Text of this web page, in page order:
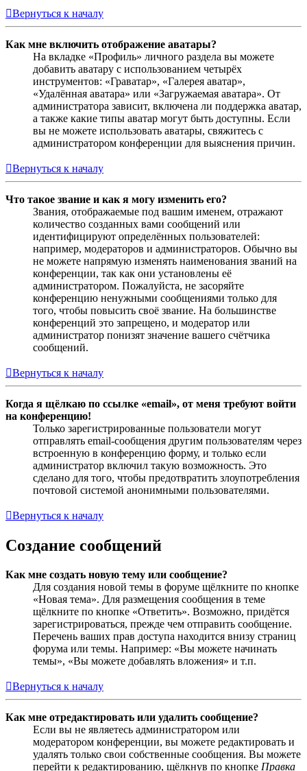
Вернуться к началу
Как мне включить отображение аватары?
На вкладке «Профиль» личного раздела вы можете
добавить аватару с использованием четырёх
инструментов: «Граватар», «Галерея аватар»,
«Удалённая аватара» или «Загружаемая аватара». От
администратора зависит, включена ли поддержка аватар,
а также какие типы аватар могут быть доступны. Если
вы не можете использовать аватары, свяжитесь с
администратором конференции для выяснения причин.
Вернуться к началу
Что такое звание и как я могу изменить его?
Звания, отображаемые под вашим именем, отражают
количество созданных вами сообщений или
идентифицируют определённых пользователей:
например, модераторов и администраторов. Обычно вы
не можете напрямую изменять наименования званий на
конференции, так как они установлены её
администратором. Пожалуйста, не засоряйте
конференцию ненужными сообщениями только для
того, чтобы повысить своё звание. На большинстве
конференций это запрещено, и модератор или
администратор понизят значение вашего счётчика
сообщений.
Вернуться к началу
Когда я щёлкаю по ссылке «email», от меня требуют войти
на конференцию!
Только зарегистрированные пользователи могут
отправлять email-сообщения другим пользователям через
встроенную в конференцию форму, и только если
администратор включил такую возможность. Это
сделано для того, чтобы предотвратить злоупотребления
почтовой системой анонимными пользователями.
Вернуться к началу
Создание сообщений
Как мне создать новую тему или сообщение?
Для создания новой темы в форуме щёлкните по кнопке
«Новая тема». Для размещения сообщения в теме
щёлкните по кнопке «Ответить». Возможно, придётся
зарегистрироваться, прежде чем отправить сообщение.
Перечень ваших прав доступа находится внизу страниц
форума или темы. Например: «Вы можете начинать
темы», «Вы можете добавлять вложения» и т.п.
Вернуться к началу
Как мне отредактировать или удалить сообщение?
Если вы не являетесь администратором или
модератором конференции, вы можете редактировать и
удалять только свои собственные сообщения. Вы можете
перейти к редактированию, щёлкнув по кнопке Правка